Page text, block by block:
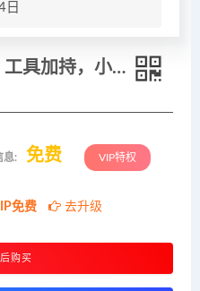
日
情感赛道杀疯了，AI 工具加持，小白也能躺赚流量收益
息: 免费 VIP特权
免费 去升级
购买